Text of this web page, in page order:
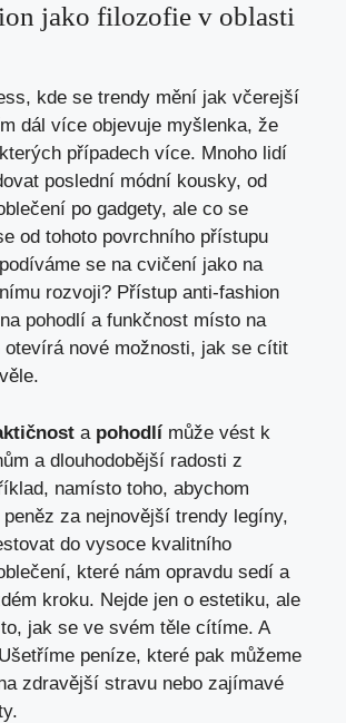
jako filozofie v oblasti
kde se trendy mění jak včerejší
dál více objevuje myšlenka, že
případech více. Mnoho lidí
poslední módní kousky, od
po gadgety, ale co se
od tohoto povrchního přístupu
se na cvičení jako na
rozvoji? Přístup anti-fashion
pohodlí a funkčnost místo na
nové možnosti, jak se cítit
a pohodlí může vést k
a dlouhodobější radosti z
namísto toho, abychom
za nejnovější trendy legíny,
do vysoce kvalitního
které nám opravdu sedí a
kroku. Nejde jen o estetiku, ale
jak se ve svém těle cítíme. A
peníze, které pak můžeme
zdravější stravu nebo zajímavé